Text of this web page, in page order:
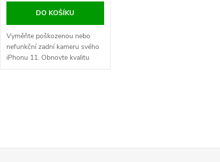
DO KOŠÍKU
Vyměňte poškozenou nebo
nefunkční zadní kameru svého
iPhonu 11. Obnovte kvalitu
fotografií a videí s tímto